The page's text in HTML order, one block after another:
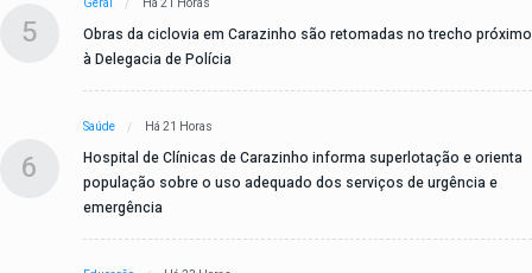
5
Geral Há 21 Horas
Obras da ciclovia em Carazinho são retomadas no trecho próximo
à Delegacia de Polícia
6
Saúde Há 21 Horas
Hospital de Clínicas de Carazinho informa superlotação e orienta
população sobre o uso adequado dos serviços de urgência e
emergência